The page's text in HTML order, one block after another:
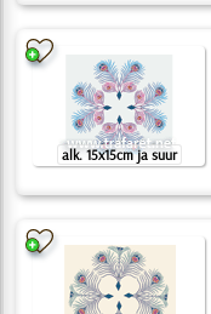
alk. 15x15cm ja suur